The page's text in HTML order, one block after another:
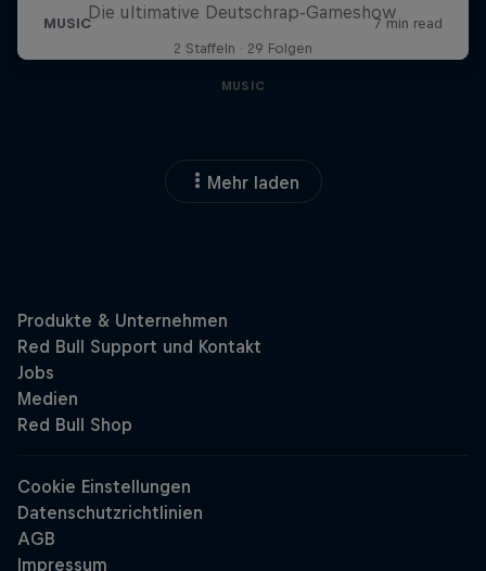
Die ultimative Deutschrap-Gameshow
2 Staffeln · 29 Folgen
MUSIC
Mehr laden